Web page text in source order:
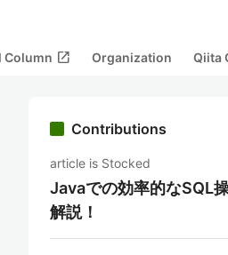
Column open_in_new Organization Qiita
Contributions
article is Stocked
Javaでの効率的なSQL
解説！